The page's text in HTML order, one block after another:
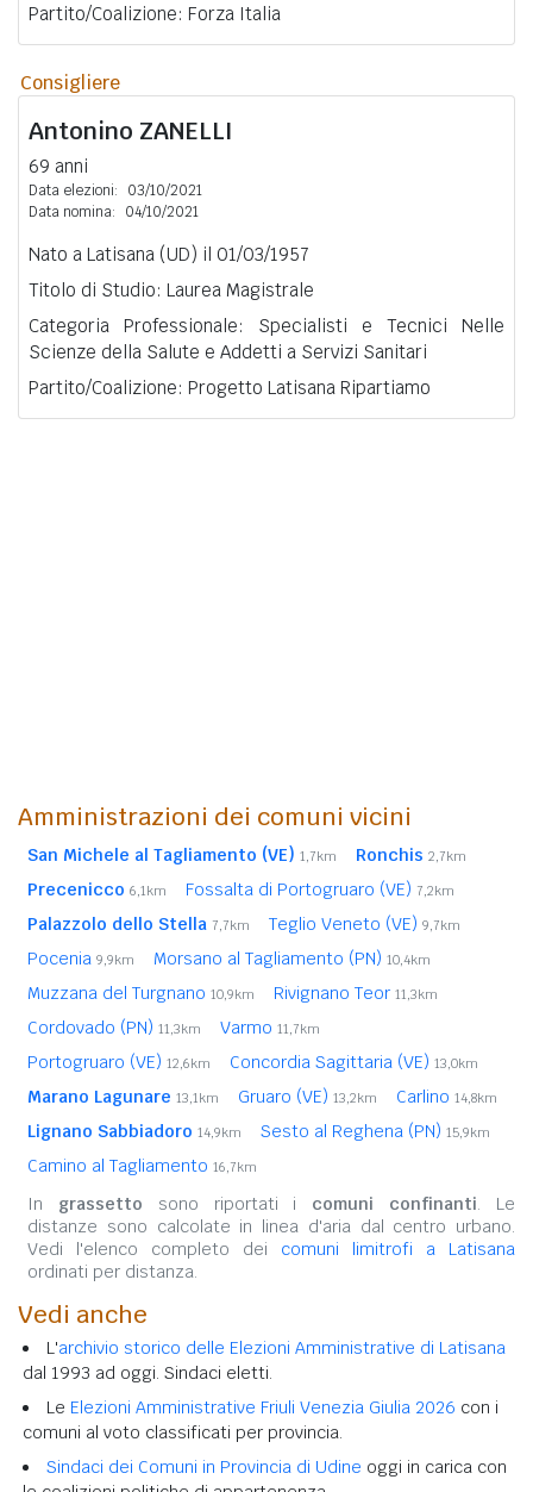
Partito/Coalizione: Forza Italia
Consigliere
Antonino ZANELLI
69 anni
Data elezioni:
03/10/2021
Data nomina:
04/10/2021
Nato a Latisana (UD) il 01/03/1957
Titolo di Studio: Laurea Magistrale
Categoria Professionale: Specialisti e Tecnici Nelle
Scienze della Salute e Addetti a Servizi Sanitari
Partito/Coalizione: Progetto Latisana Ripartiamo
Amministrazioni dei comuni vicini
San Michele al Tagliamento (VE) 1,7km Ronchis 2,7km
Precenicco 6,1km Fossalta di Portogruaro (VE) 7,2km
Palazzolo dello Stella 7,7km Teglio Veneto (VE) 9,7km
Pocenia 9,9km Morsano al Tagliamento (PN) 10,4km
Muzzana del Turgnano 10,9km Rivignano Teor 11,3km
Cordovado (PN) 11,3km Varmo 11,7km
Portogruaro (VE) 12,6km Concordia Sagittaria (VE) 13,0km
Marano Lagunare 13,1km Gruaro (VE) 13,2km Carlino 14,8km
Lignano Sabbiadoro 14,9km Sesto al Reghena (PN) 15,9km
Camino al Tagliamento 16,7km
In grassetto sono riportati i comuni confinanti. Le
distanze sono calcolate in linea d'aria dal centro urbano.
Vedi l'elenco completo dei comuni limitrofi a Latisana
ordinati per distanza.
Vedi anche
L'archivio storico delle Elezioni Amministrative di Latisana
dal 1993 ad oggi. Sindaci eletti.
Le Elezioni Amministrative Friuli Venezia Giulia 2026 con i
comuni al voto classificati per provincia.
Sindaci dei Comuni in Provincia di Udine oggi in carica con